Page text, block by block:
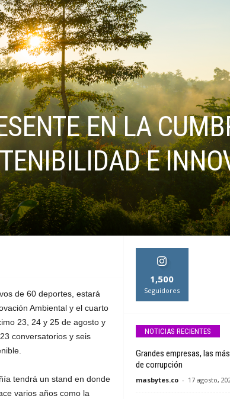
EN LA
E
de 60 deportes, estará
Ambiental y el cuarto
23, 24 y 25 de agosto y
conversatorios y seis
tendrá un stand en donde
varios años como la
1,500
Seguidores
NOTICIAS RECIENTES
Grandes empresas, las
de corrupción
masbytes.co - 17 agosto,